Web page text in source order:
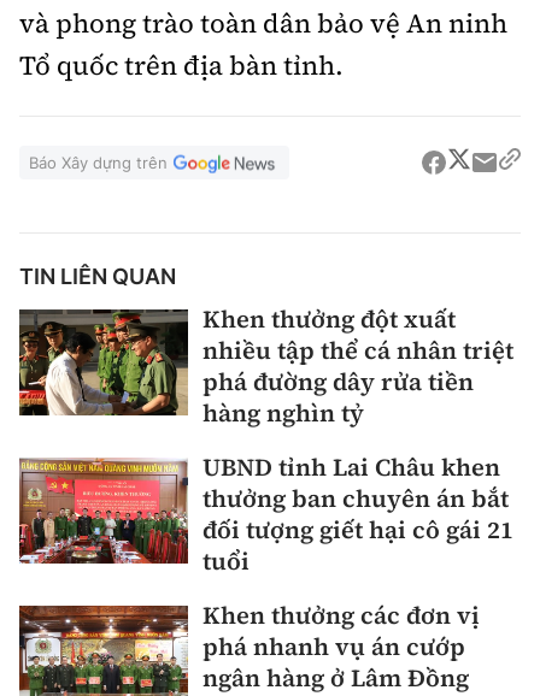
và phong trào toàn dân bảo vệ An ninh
Tổ quốc trên địa bàn tỉnh.
Báo Xây dựng trên
TIN LIÊN QUAN
Khen thưởng đột xuất
nhiều tập thể cá nhân triệt
phá đường dây rửa tiền
hàng nghìn tỷ
UBND tỉnh Lai Châu khen
thưởng ban chuyên án bắt
đối tượng giết hại cô gái 21
tuổi
Khen thưởng các đơn vị
phá nhanh vụ án cướp
ngân hàng ở Lâm Đồng